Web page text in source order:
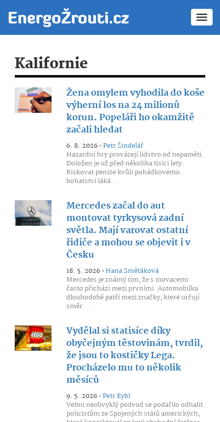
Kalifornie
Žena omylem vyhodila do koše
výherní los na 24 milionů
korun. Popeláři ho okamžitě
začali hledat
6. 8. 2026 •Petr Šindelář
Hazardní hry provázejí lidstvo od nepaměti.
Doložen je už před několika tisíci lety.
Riskovat peníze kvůli pohádkovému
bohatství láká...
Mercedes začal do aut
montovat tyrkysová zadní
světla. Mají varovat ostatní
řidiče a mohou se objevit i v
Česku
18. 5. 2026 •Hana Smětáková
Mercedes je známý tím, že s inovacemi
často přichází mezi prvními. Automobilka
dlouhodobě patří mezi značky, které určují
směr...
Vydělal si statisíce díky
obyčejným těstovinám, tvrdil,
že jsou to kostičky Lega.
Procházelo mu to několik
měsíců
9. 5. 2026 •Petr Eybl
Velmi neobvyklý podvod se podařilo odhalit
policistům ze Spojených států amerických,